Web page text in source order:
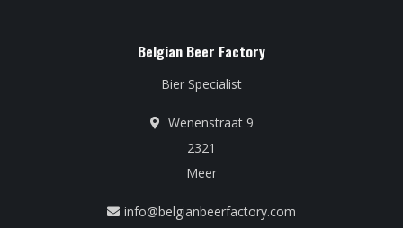
Belgian Beer Factory
Bier Specialist
Wenenstraat 9
2321
Meer
info@belgianbeerfactory.com